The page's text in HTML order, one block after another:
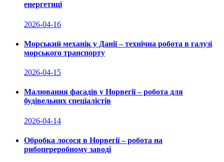
енергетиці
2026-04-16
Морський механік у Данії – технічна робота в галузі
морського транспорту
2026-04-15
Малювання фасадів у Норвегії – робота для
будівельних спеціалістів
2026-04-14
Обробка лосося в Норвегії – робота на
рибопереробному заводі